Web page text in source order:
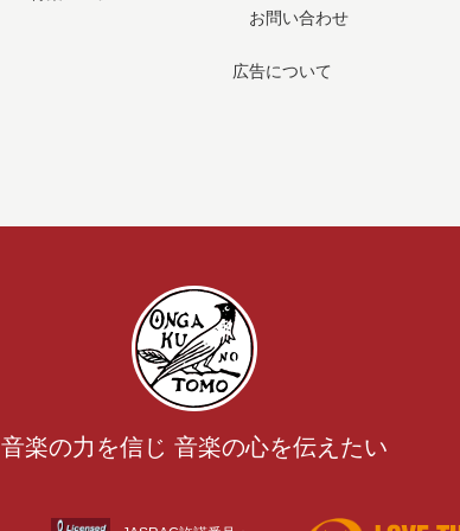
お問い合わせ
広告について
音楽の力を信じ 音楽の心を伝えたい